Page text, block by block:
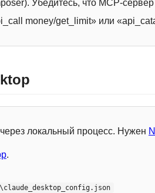
Убедитесь, что MCP-сервер
money/get_limit» или
локальный процесс. Нужен
.